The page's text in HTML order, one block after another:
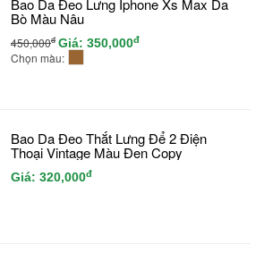
Bao Da Đeo Lưng Iphone Xs Max Da
Bò Màu Nâu
450,000đ Giá: 350,000đ
Chọn màu:
Bao Da Đeo Thắt Lưng Để 2 Điện
Thoại Vintage Màu Đen Copy
Giá: 320,000đ